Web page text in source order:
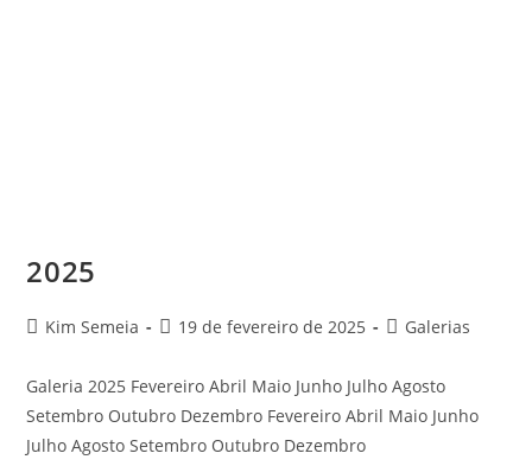
2025
Kim Semeia 19 de fevereiro de 2025 Galerias
Galeria 2025 Fevereiro Abril Maio Junho Julho Agosto
Setembro Outubro Dezembro Fevereiro Abril Maio Junho
Julho Agosto Setembro Outubro Dezembro